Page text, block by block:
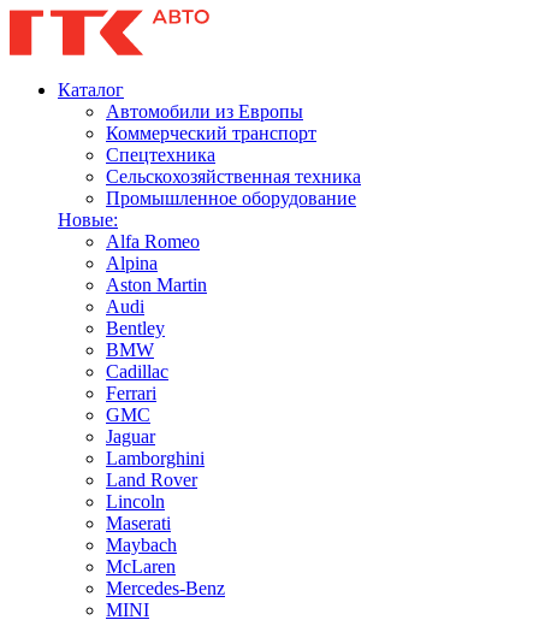
Каталог
Автомобили из Европы
Коммерческий транспорт
Спецтехника
Сельскохозяйственная техника
Промышленное оборудование
Новые:
Alfa Romeo
Alpina
Aston Martin
Audi
Bentley
BMW
Cadillac
Ferrari
GMC
Jaguar
Lamborghini
Land Rover
Lincoln
Maserati
Maybach
McLaren
Mercedes-Benz
MINI